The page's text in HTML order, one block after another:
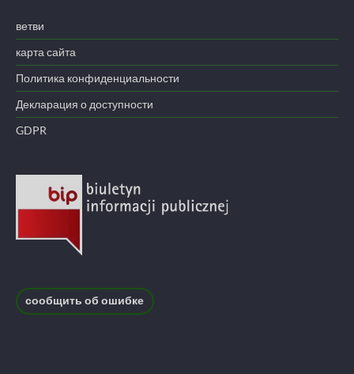
ветви
карта сайта
Политика конфиденциальности
Декларация о доступности
GDPR
сообщить об ошибке